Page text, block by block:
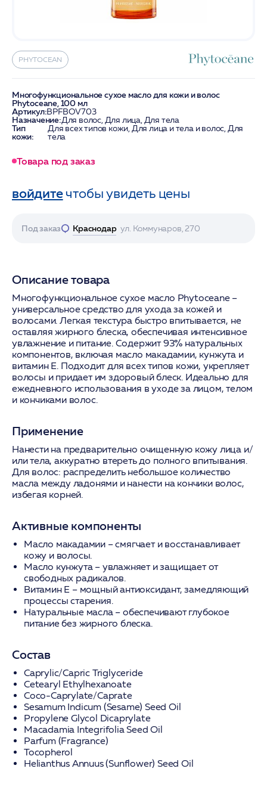
PHYTOCEAN
Многофункциональное сухое масло для кожи и волос
Phytoceane, 100 мл
Артикул:BPFBOV703
Назначение:Для волос, Для лица, Для тела
Тип
кожи:
Для всех типов кожи, Для лица и тела и волос, Для
тела
Товара под заказ
войдитечтобы увидеть цены
Под заказ Краснодар ул. Коммунаров, 270
Описание товара
Многофункциональное сухое масло Phytoceane –
универсальное средство для ухода за кожей и
волосами. Легкая текстура быстро впитывается, не
оставляя жирного блеска, обеспечивая интенсивное
увлажнение и питание. Содержит 93% натуральных
компонентов, включая масло макадамии, кунжута и
витамин Е. Подходит для всех типов кожи, укрепляет
волосы и придает им здоровый блеск. Идеально для
ежедневного использования в уходе за лицом, телом
и кончиками волос.
Применение
Нанести на предварительно очищенную кожу лица и/
или тела, аккуратно втереть до полного впитывания.
Для волос: распределить небольшое количество
масла между ладонями и нанести на кончики волос,
избегая корней.
Активные компоненты
Масло макадамии – смягчает и восстанавливает
кожу и волосы.
Масло кунжута– увлажняет и защищает от
свободных радикалов.
Витамин Е – мощный антиоксидант, замедляющий
процессы старения.
Натуральные масла– обеспечивают глубокое
питание без жирного блеска.
Состав
Caprylic/Capric Triglyceride
Cetearyl Ethylhexanoate
Coco-Caprylate/Caprate
Sesamum Indicum (Sesame) Seed Oil
Propylene Glycol Dicaprylate
Macadamia Integrifolia Seed Oil
Parfum (Fragrance)
Tocopherol
Helianthus Annuus (Sunflower) Seed Oil